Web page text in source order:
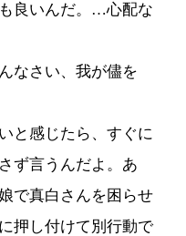
良いんだ。…心配な
なさい、我が儘を
感じたら、すぐに
ず言うんだよ。あ
で真白さんを困らせ
押し付けて別行動で